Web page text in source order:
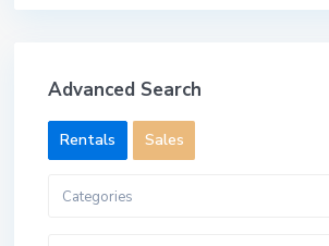
Advanced Search
Rentals Sales
Categories